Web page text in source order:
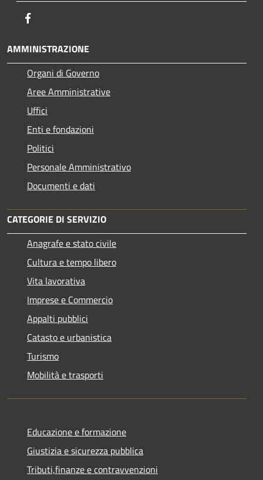
AMMINISTRAZIONE
Organi di Governo
Aree Amministrative
Uffici
Enti e fondazioni
Politici
Personale Amministrativo
Documenti e dati
CATEGORIE DI SERVIZIO
Anagrafe e stato civile
Cultura e tempo libero
Vita lavorativa
Imprese e Commercio
Appalti pubblici
Catasto e urbanistica
Turismo
Mobilità e trasporti
Educazione e formazione
Giustizia e sicurezza pubblica
Tributi,finanze e contravvenzioni